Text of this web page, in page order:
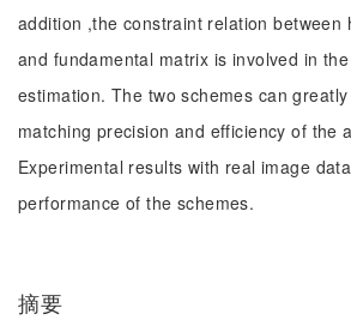
addition ,the constraint relation between
and fundamental matrix is involved in
estimation. The two schemes can
matching precision and efficiency of the
Experimental results with real image
performance of the schemes.
摘要